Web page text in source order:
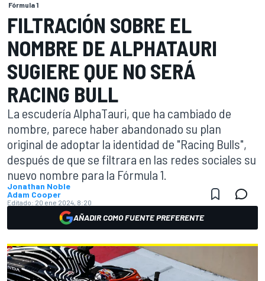
Fórmula 1
FILTRACIÓN SOBRE EL
NOMBRE DE ALPHATAURI
SUGIERE QUE NO SERÁ
RACING BULL
La escudería AlphaTauri, que ha cambiado de
nombre, parece haber abandonado su plan
original de adoptar la identidad de "Racing Bulls",
después de que se filtrara en las redes sociales su
nuevo nombre para la Fórmula 1.
Jonathan Noble
Adam Cooper
Editado: 20 ene 2024, 8:20
AÑADIR COMO FUENTE PREFERENTE